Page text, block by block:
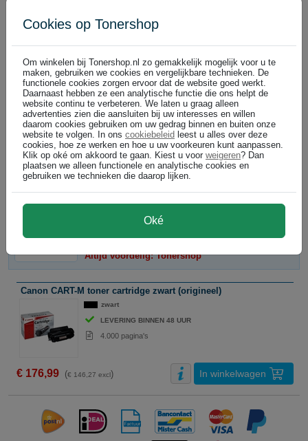
Huismerk cartridges voordeelbundels
Betrouwbaar en 100% garantie
Canon M toner cartridge zwart 2 stuks (huismerk)
Bundel
DIRECT LEVERBAAR
€ 158,99( )
Canon cartridges
Altijd voordelig: Tonershop
Canon CART-M toner cartridge zwart (origineel)
zwart
LEVERING BINNEN 48 UUR
4.000 pagina's
€ 176,99 (€ 146,27 excl) In winkelwagen
Cookies op Tonershop
Om winkelen bij Tonershop.nl zo gemakkelijk mogelijk voor u te
maken, gebruiken we cookies en vergelijkbare technieken. De
functionele cookies zorgen ervoor dat de website goed werkt.
Daarnaast hebben ze een analytische functie die ons helpt de
website continu te verbeteren. We laten u graag alleen
advertenties zien die aansluiten bij uw interesses en willen
daarom cookies gebruiken om uw gedrag binnen en buiten onze
website te volgen. In ons cookiebeleid leest u alles over deze
cookies, hoe ze werken en hoe u uw voorkeuren kunt aanpassen.
Klik op oké om akkoord te gaan. Kiest u voor weigeren? Dan
plaatsen we alleen functionele en analytische cookies en
gebruiken we technieken die daarop lijken.
Oké